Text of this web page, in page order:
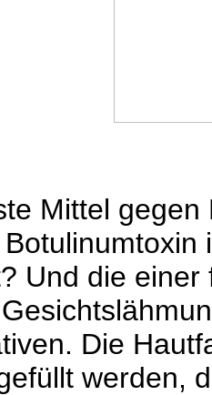
Mittel
Und die
Die
werden,